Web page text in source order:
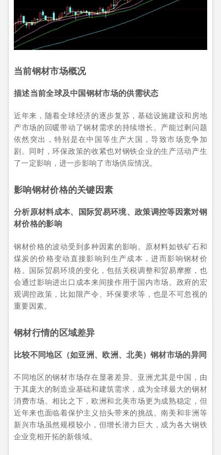
当前钢材市场概况
描述当前全球及中国钢材市场的供需状态
近年来，随着全球经济的逐步复苏，基础设施建设和房地
产市场的回暖带动了钢材需求的持续增长。产能过剩问题
依然突出，特别是在中国等生产大国，导致市场竞争加
剧。同时，环保政策的收紧也对钢铁企业的生产活动产生
了一定影响，进一步影响了市场供应情况。
影响钢材价格的关键因素
分析原材料成本、国际贸易环境、政策调控等因素对钢
材价格的影响
钢材价格的波动受到多种因素的影响。原材料如铁矿石和
煤炭的价格变动直接影响到生产成本，进而影响钢材价
格。国际贸易环境的变化，包括关税调整和贸易摩擦，也
会通过影响进出口成本来间接作用于国内市场。政府的宏
观调控政策，比如限产令、环保要求等，也是不可忽视的
重要因素。
钢材行情的区域差异
比较不同地区（如亚洲、欧洲、北美）钢材市场的异同
不同地区的钢材市场存在显著差异。亚洲尤其是中国，由
于其庞大的制造业基础和建筑需求，成为全球最大的钢材
消费市场。相比之下，欧洲和北美市场更为成熟稳定，但
近年来也面临着保护主义抬头带来的挑战。南美和非洲等
新兴市场虽然规模较小，但增长潜力巨大，成为各大钢铁
企业竞相开拓的新领域。